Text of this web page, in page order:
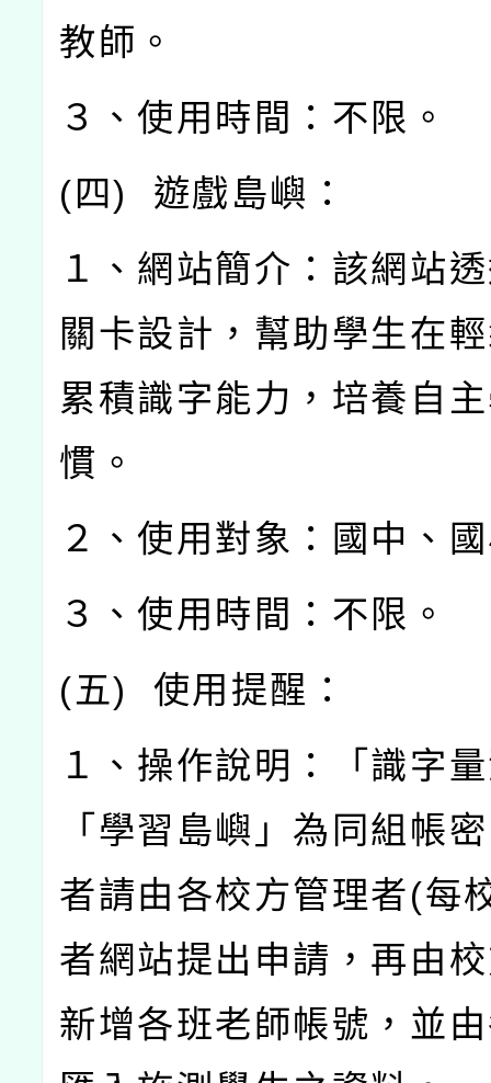
教師。
３、使用時間：不限。
( 四) 遊戲島嶼：
１、網站簡介：該網站
關卡設計，幫助學生在
累積識字能力，培養自
慣。
２、使用對象：國中、
３、使用時間：不限。
(五) 使用提醒：
１、操作說明：「識字
「學習島嶼」為同組帳
者請由各校方管理者(每
者網站提出申請，再由
新增各班老師帳號，並